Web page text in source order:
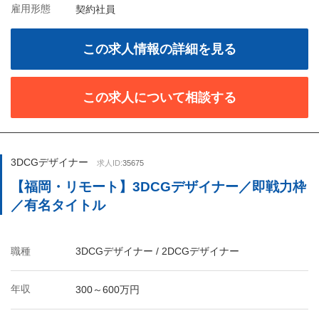
雇用形態 契約社員
この求人情報の詳細を見る
この求人について相談する
3DCGデザイナー 求人ID:35675
【福岡・リモート】3DCGデザイナー／即戦力枠
／有名タイトル
職種 3DCGデザイナー / 2DCGデザイナー
年収 300～600万円